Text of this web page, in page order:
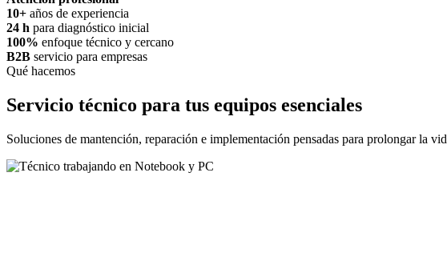
10+ años de experiencia
24 h para diagnóstico inicial
100% enfoque técnico y cercano
B2B servicio para empresas
Qué hacemos
Servicio técnico para tus equipos esenciales
Soluciones de mantención, reparación e implementación pensadas para prolongar la